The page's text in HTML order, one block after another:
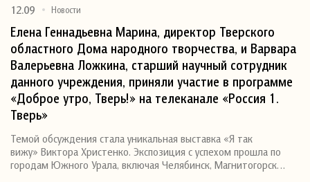
12.09 Новости
Елена Геннадьевна Марина, директор Тверского
областного Дома народного творчества, и Варвара
Валерьевна Ложкина, старший научный сотрудник
данного учреждения, приняли участие в программе
«Доброе утро, Тверь!» на телеканале «Россия 1.
Тверь»
Темой обсуждения стала уникальная выставка «Я так
вижу» Виктора Христенко. Экспозиция с успехом прошла по
городам Южного Урала, включая Челябинск, Магнитогорск…